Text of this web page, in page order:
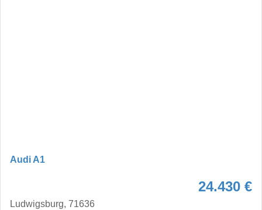
Audi A1
24.430 €
Ludwigsburg, 71636